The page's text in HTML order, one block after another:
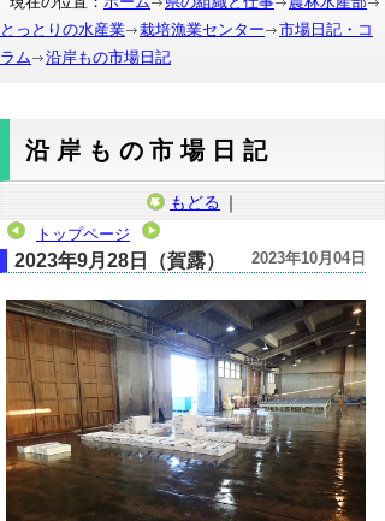
とっとりの水産業
栽培漁業センター
市場日記・コ
ラム
沿岸もの市場日記
沿岸もの市場日記
もどる ｜
トップページ
2023年10月04日
2023年9月28日（賀露）